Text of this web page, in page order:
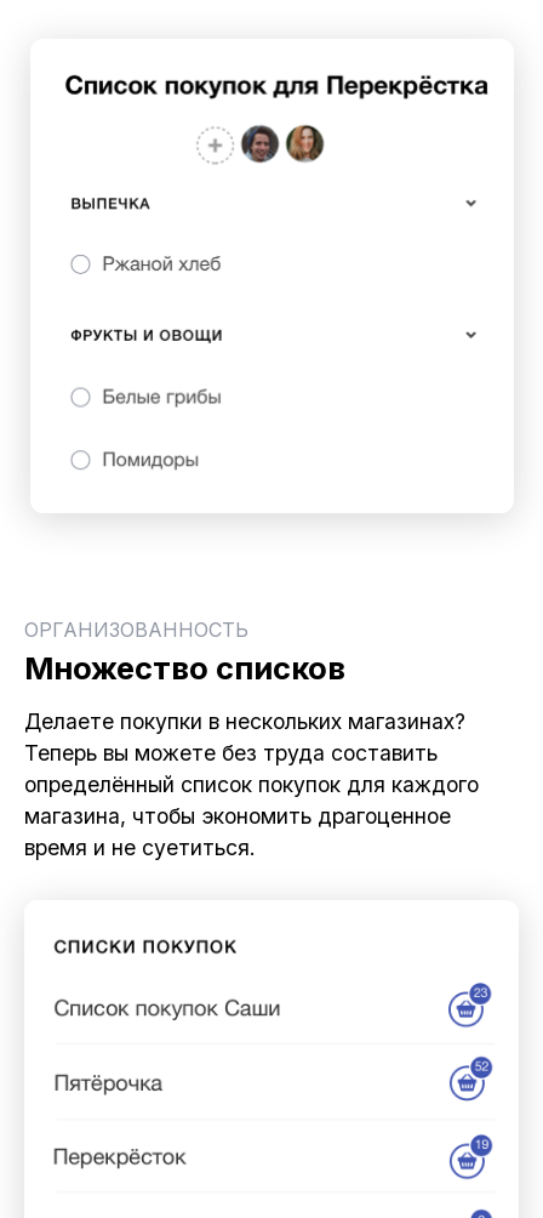
ОРГАНИЗОВАННОСТЬ
Множество списков
Делаете покупки в нескольких магазинах?
Теперь вы можете без труда составить
определённый список покупок для каждого
магазина, чтобы экономить драгоценное
время и не суетиться.